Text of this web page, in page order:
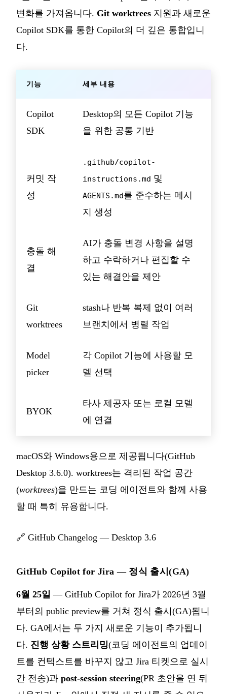
변화를 가져옵니다. Git worktrees 지원과 새로운
Copilot SDK를 통한 Copilot의 더 깊은 통합입니
다.
기능 세부 내용
Copilot
SDK
Desktop의 모든 Copilot 기능
을 위한 공통 기반
커밋 작
성
.github/copilot-
instructions.md 및
AGENTS.md를 준수하는 메시
지 생성
충돌 해
결
AI가 충돌 변경 사항을 설명
하고 수락하거나 편집할 수
있는 해결안을 제안
Git
worktrees
stash나 반복 복제 없이 여러
브랜치에서 병렬 작업
Model
picker
각 Copilot 기능에 사용할 모
델 선택
BYOK
타사 제공자 또는 로컬 모델
에 연결
macOS와 Windows용으로 제공됩니다(GitHub
Desktop 3.6.0). worktrees는 격리된 작업 공간
(worktrees)을 만드는 코딩 에이전트와 함께 사용
할 때 특히 유용합니다.
🔗 GitHub Changelog — Desktop 3.6
GitHub Copilot for Jira — 정식 출시(GA)
6월 25일 — GitHub Copilot for Jira가 2026년 3월
부터의 public preview를 거쳐 정식 출시(GA)됩니
다. GA에서는 두 가지 새로운 기능이 추가됩니
다. 진행 상황 스트리밍(코딩 에이전트의 업데이
트를 컨텍스트를 바꾸지 않고 Jira 티켓으로 실시
간 전송)과 post-session steering(PR 초안을 연 뒤